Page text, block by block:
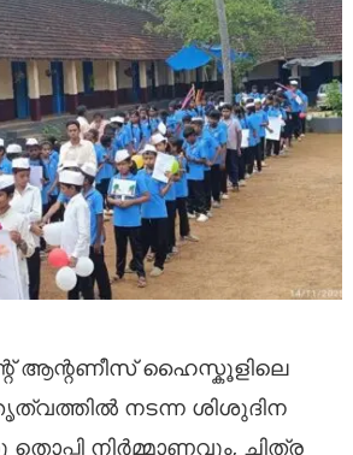
ആന്റണീസ് ഹൈസ്കൂളിലെ
നടന്ന ശിശുദിന
നിർമ്മാണവും, ചിത്ര